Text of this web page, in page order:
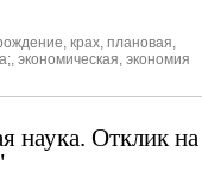
, крах, плановая,
, экономическая, экономия
наука. Отклик на